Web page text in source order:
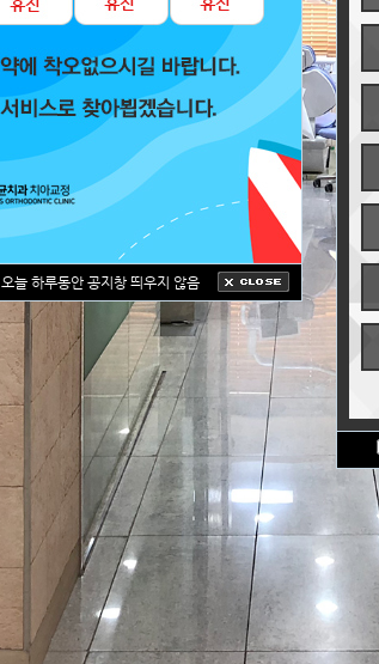
오늘 하루동안 공지창 띄우지 않음